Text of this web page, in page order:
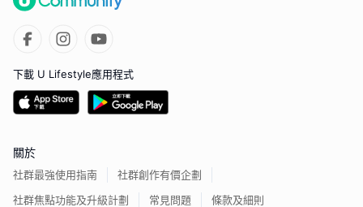
下載 U Lifestyle應用程式
關於
社群最強使用指南
社群創作有價企劃
社群焦點功能及升級計劃
常見問題 條款及細則